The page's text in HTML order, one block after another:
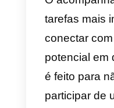
pode
assim
tudo o